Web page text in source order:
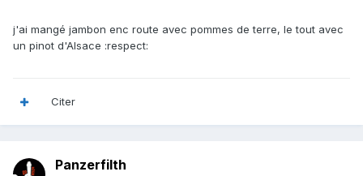
j'ai mangé jambon enc route avec pommes de terre, le tout avec
un pinot d'Alsace :respect:
Citer
Panzerfilth